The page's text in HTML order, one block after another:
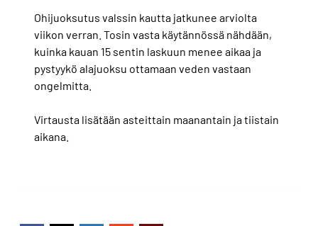
Ohijuoksutus valssin kautta jatkunee arviolta
viikon verran. Tosin vasta käytännössä nähdään,
kuinka kauan 15 sentin laskuun menee aikaa ja
pystyykö alajuoksu ottamaan veden vastaan
ongelmitta.
Virtausta lisätään asteittain maanantain ja tiistain
aikana.